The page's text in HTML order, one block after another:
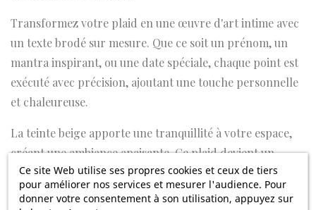
Ce site Web utilise ses propres cookies et ceux de tiers
pour améliorer nos services et mesurer l'audience. Pour
donner votre consentement à son utilisation, appuyez sur
Transformez votre plaid en une œuvre d'art intime avec
un texte brodé sur mesure. Que ce soit un prénom, un
mantra inspirant, ou une date spéciale, chaque point est
exécuté avec précision, ajoutant une touche personnelle
et chaleureuse.
La teinte beige apporte une tranquillité à votre espace,
créant une ambiance apaisante. Ce plaid devient un
accessoire polyvalent, s'intégrant parfaitement dans
n'importe quelle pièce de la maison.